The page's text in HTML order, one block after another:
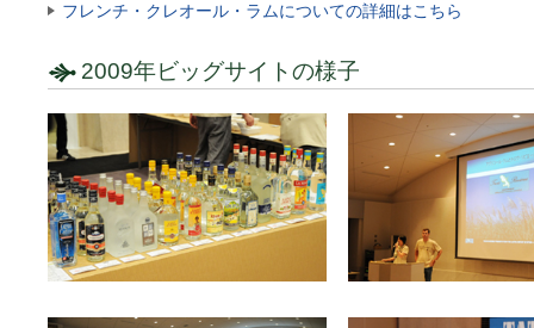
フレンチ・クレオール・ラムについての詳細はこちら
2009年ビッグサイトの様子